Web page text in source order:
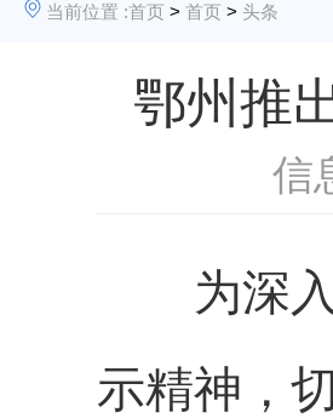
当前位置 :首页 > 首页 > 头条
鄂州推
信
为深入
示精神，